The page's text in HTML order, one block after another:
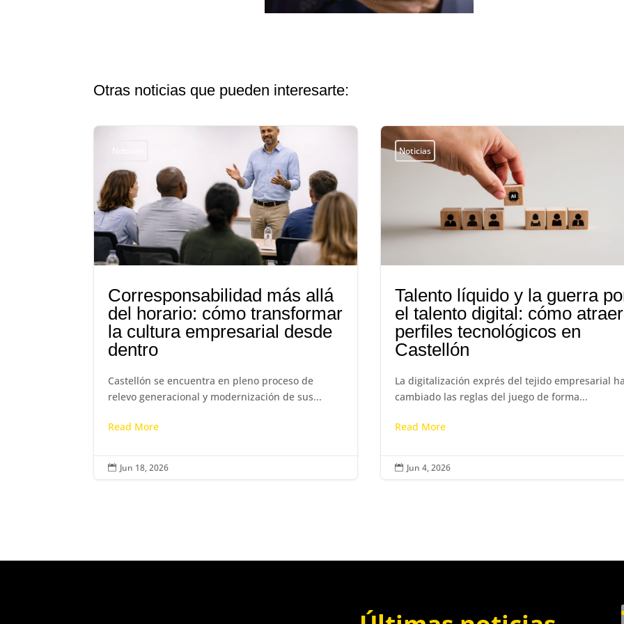
Otras noticias que pueden interesarte:
Corresponsabilidad más allá
del horario: cómo transformar
la cultura empresarial desde
dentro
Castellón se encuentra en pleno proceso de
relevo generacional y modernización de sus...
Read More
 Jun 18, 2026
Noticias
Talento líquido y la guerra
el talento digital: cómo atraer
perfiles tecnológicos en
Castellón
La digitalización exprés del tejido empresarial
cambiado las reglas del juego de forma...
Read More
 Jun 4, 2026